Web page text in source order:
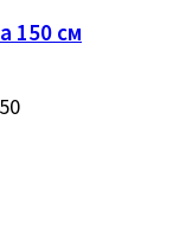
150 см